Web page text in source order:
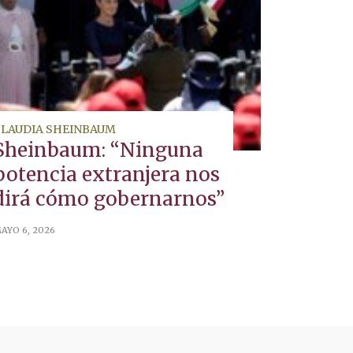
SHEINBAUM
“Ninguna
extranjera nos
cómo gobernarnos”
6, 2026